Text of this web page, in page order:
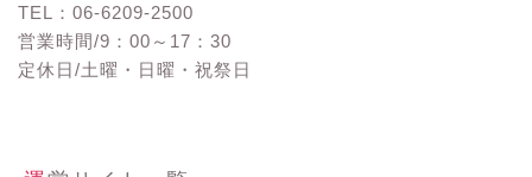
TEL：06-6209-2500
営業時間/9：00～17：30
定休日/土曜・日曜・祝祭日